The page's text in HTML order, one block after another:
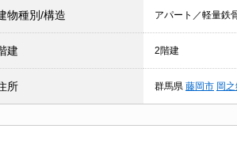
物種別/構造 アパート／軽量鉄
建 2階建
所 群馬県 藤岡市 岡